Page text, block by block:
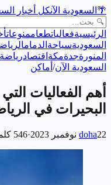
🌴 السعودية الآنكل أخبار
الرئيسيةفعالياتطعاممنوعات
السعوديةسياحة الدمامالرياض
المنورةجدةمكة اقتصادرياضة
السعودية الآن/ أماكن
أهم الفعاليات
البحيرات في
doha22 نوفمبر 2023 ·
546